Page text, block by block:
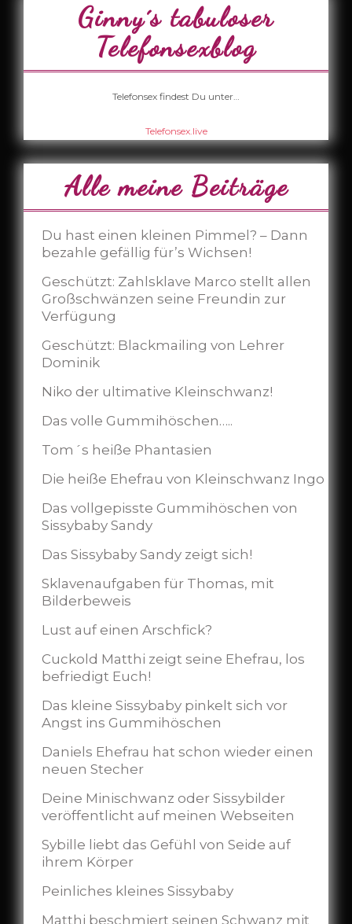
Ginny´s tabuloser
Telefonsexblog
Telefonsex findest Du unter…
Telefonsex.live
Alle meine Beiträge
Du hast einen kleinen Pimmel? – Dann
bezahle gefällig für’s Wichsen!
Geschützt: Zahlsklave Marco stellt allen
Großschwänzen seine Freundin zur
Verfügung
Geschützt: Blackmailing von Lehrer
Dominik
Niko der ultimative Kleinschwanz!
Das volle Gummihöschen…..
Tom´s heiße Phantasien
Die heiße Ehefrau von Kleinschwanz Ingo
Das vollgepisste Gummihöschen von
Sissybaby Sandy
Das Sissybaby Sandy zeigt sich!
Sklavenaufgaben für Thomas, mit
Bilderbeweis
Lust auf einen Arschfick?
Cuckold Matthi zeigt seine Ehefrau, los
befriedigt Euch!
Das kleine Sissybaby pinkelt sich vor
Angst ins Gummihöschen
Daniels Ehefrau hat schon wieder einen
neuen Stecher
Deine Minischwanz oder Sissybilder
veröffentlicht auf meinen Webseiten
Sybille liebt das Gefühl von Seide auf
ihrem Körper
Peinliches kleines Sissybaby
Matthi beschmiert seinen Schwanz mit